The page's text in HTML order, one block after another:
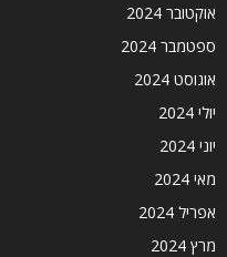
אוקטובר 2024
ספטמבר 2024
אוגוסט 2024
יולי 2024
יוני 2024
מאי 2024
אפריל 2024
מרץ 2024